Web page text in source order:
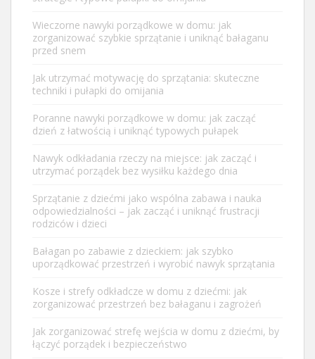
Wieczorne nawyki porządkowe w domu: jak
zorganizować szybkie sprzątanie i uniknąć bałaganu
przed snem
Jak utrzymać motywację do sprzątania: skuteczne
techniki i pułapki do omijania
Poranne nawyki porządkowe w domu: jak zacząć
dzień z łatwością i uniknąć typowych pułapek
Nawyk odkładania rzeczy na miejsce: jak zacząć i
utrzymać porządek bez wysiłku każdego dnia
Sprzątanie z dziećmi jako wspólna zabawa i nauka
odpowiedzialności – jak zacząć i uniknąć frustracji
rodziców i dzieci
Bałagan po zabawie z dzieckiem: jak szybko
uporządkować przestrzeń i wyrobić nawyk sprzątania
Kosze i strefy odkładcze w domu z dziećmi: jak
zorganizować przestrzeń bez bałaganu i zagrożeń
Jak zorganizować strefę wejścia w domu z dziećmi, by
łączyć porządek i bezpieczeństwo